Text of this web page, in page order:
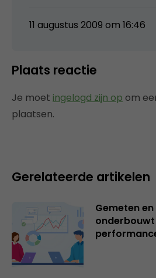
11 augustus 2009 om 16:46
Plaats reactie
Je moet ingelogd zijn op om
plaatsen.
Gerelateerde artikelen
Gemeten
onderbouwt